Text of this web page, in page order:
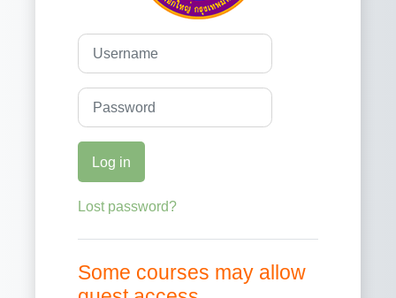
Username
Password
Log in
Lost password?
Some courses may allow